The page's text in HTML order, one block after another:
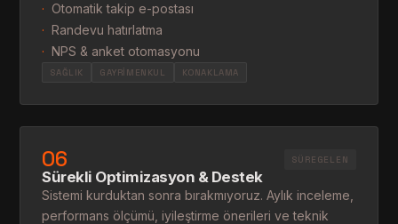
· Otomatik takip e-postası
· Randevu hatırlatma
· NPS & anket otomasyonu
SAĞLIK GAYRIMENKUL KONAKLAMA
06 SÜREGELEN
Sürekli Optimizasyon & Destek
Sistemi kurduktan sonra bırakmıyoruz. Aylık inceleme,
performans ölçümü, iyileştirme önerileri ve teknik